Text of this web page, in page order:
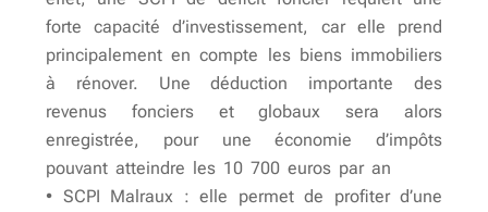
forte capacité d’investissement, car elle prend
principalement en compte les biens immobiliers
à rénover. Une déduction importante des
revenus fonciers et globaux sera alors
enregistrée, pour une économie d’impôts
pouvant atteindre les 10 700 euros par an
• SCPI Malraux : elle permet de profiter d’une